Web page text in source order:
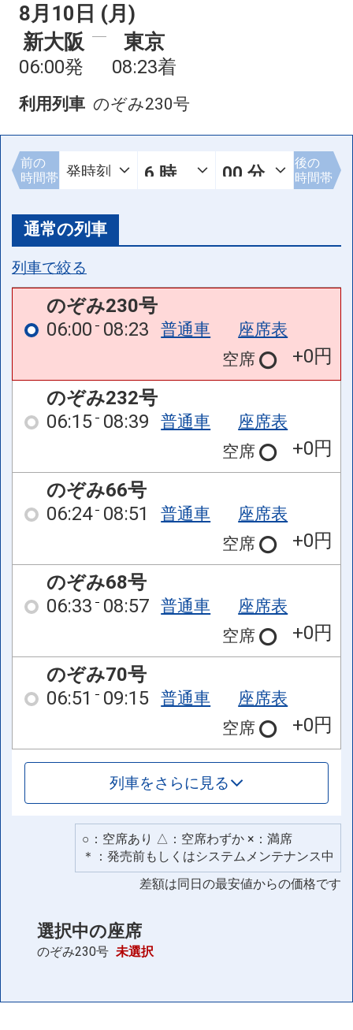
8月10日 (月)
新大阪
06:00発
東京
08:23着
利用列車 のぞみ230号
前の
時間帯
後の
時間帯
通常の列車
列車で絞る
のぞみ230号
06:00 08:23 普通車
座席表
空席
+0円
のぞみ232号
06:15 08:39 普通車
座席表
空席
+0円
のぞみ66号
06:24 08:51 普通車
座席表
空席
+0円
のぞみ68号
06:33 08:57 普通車
座席表
空席
+0円
のぞみ70号
06:51
09:15 普通車
座席表
空席
+0円
列車をさらに見る
○：空席あり △：空席わずか ×：満席
＊：発売前もしくはシステムメンテナンス中
差額は同日の最安値からの価格です
選択中の座席
のぞみ230号 未選択